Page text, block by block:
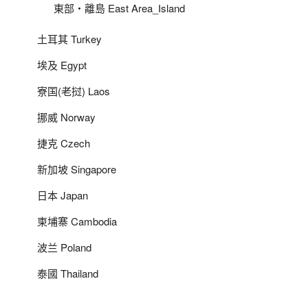
東部‧離島 East Area_Island
土耳其 Turkey
埃及 Egypt
寮国(老挝) Laos
挪威 Norway
捷克 Czech
新加坡 Singapore
日本 Japan
柬埔寨 Cambodia
波兰 Poland
泰國 Thailand